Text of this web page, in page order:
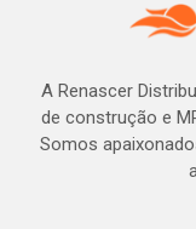
A Renascer
de construção e
Somos